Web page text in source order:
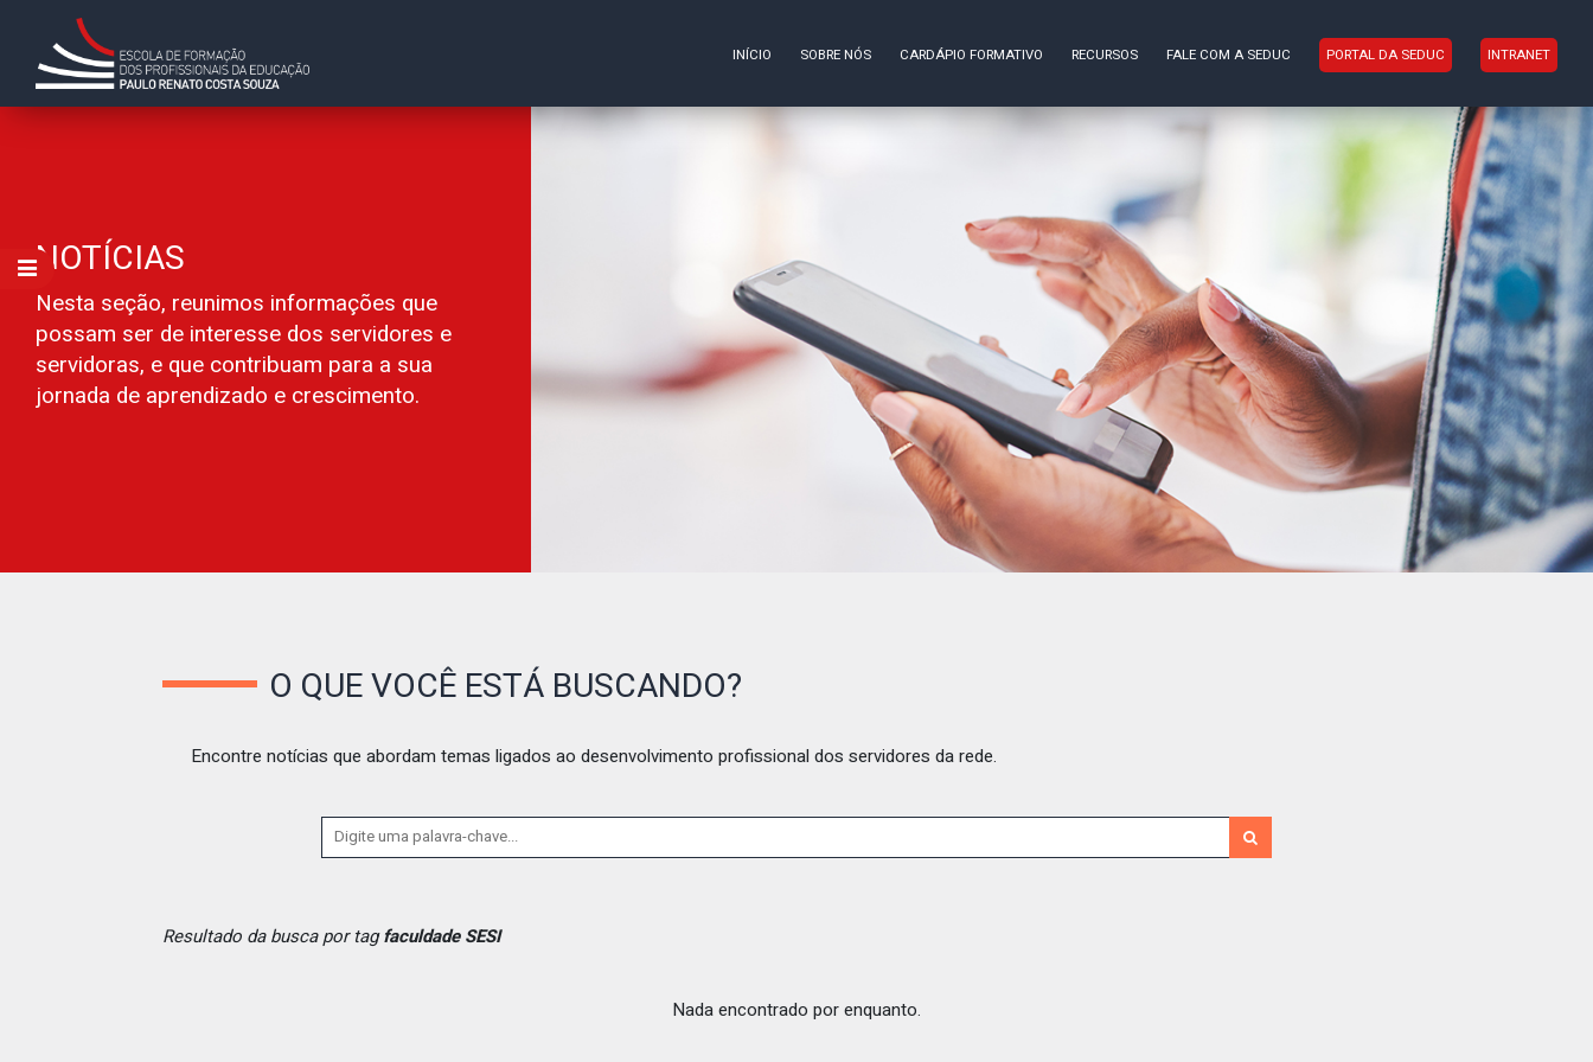
INÍCIO SOBRE NÓS CARDÁPIO FORMATIVO RECURSOS FALE COM A SEDUC PORTAL DA SEDUC INTRANET
NOTÍCIAS
Nesta seção, reunimos informações que
possam ser de interesse dos servidores e
servidoras, e que contribuam para a sua
jornada de aprendizado e crescimento.
O QUE VOCÊ ESTÁ BUSCANDO?
Encontre notícias que abordam temas ligados ao desenvolvimento profissional dos servidores da rede.
Resultado da busca por tagfaculdade SESI
Nada encontrado por enquanto.